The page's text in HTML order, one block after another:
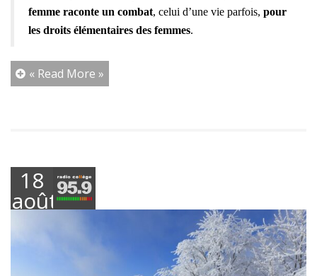
femme raconte un combat, celui d’une vie parfois, pour
les droits élémentaires des femmes.
« Read More »
18
août